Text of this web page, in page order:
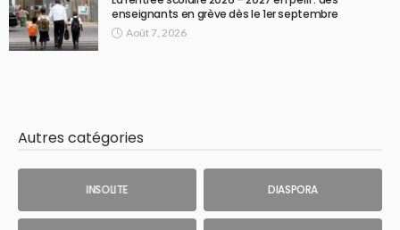
enseignants en grève dès le 1er septembre
Août 7, 2026
Autres catégories
INSOLITE DIASPORA